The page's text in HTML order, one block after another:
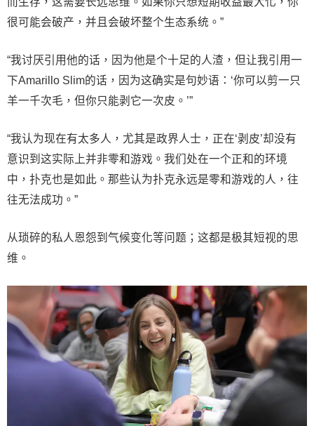
很可能会破产，并且会破坏整个生态系统。”
“我讨厌引用他的话，因为他是个十足的人渣，但让我引用一
下Amarillo Slim的话，因为这确实是句妙语：‘你可以剪一只
羊一千次毛，但你只能剥它一次皮。’”
“我认为现在有太多人，尤其是政界人士，正在‘剥皮’却没有
意识到这实际上并非零和游戏。我们处在一个正和的环境
中，扑克也是如此。那些认为扑克永远是零和游戏的人，往
往无法成功。”
从琐碎的私人恩怨到气候变化等问题；这都是极其短视的思
维。